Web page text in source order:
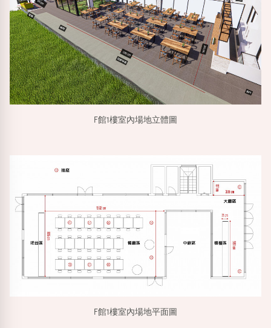
F館1樓室內場地立體圖
F館1樓室內場地平面圖